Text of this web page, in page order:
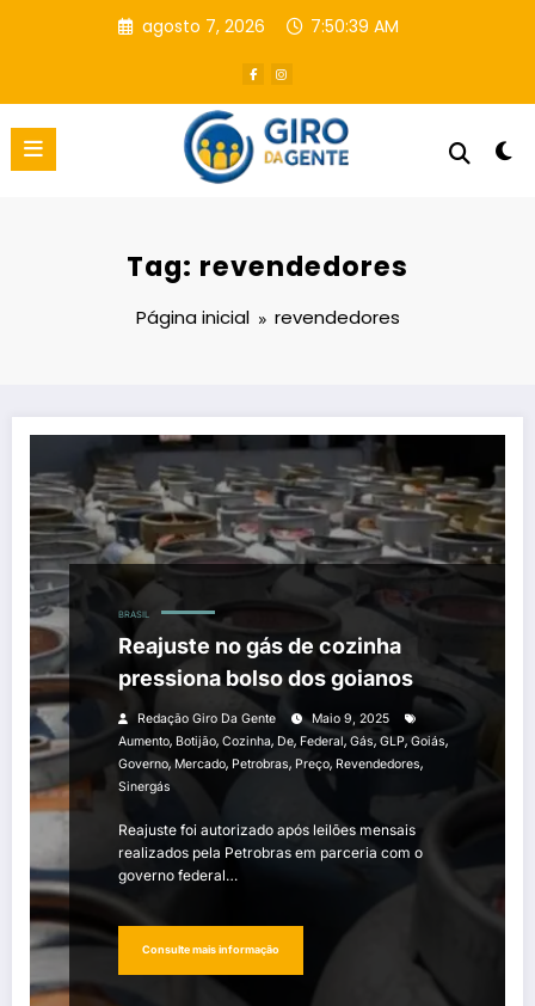
agosto 7, 2026 7:50:40 AM
Tag: revendedores
Página inicial revendedores
BRASIL
Reajuste no gás de cozinha
pressiona bolso dos goianos
Redação Giro Da Gente
Maio 9, 2025
Aumento, Botijão, Cozinha, De, Federal,Gás, GLP,Goiás,
Governo, Mercado, Petrobras, Preço, Revendedores,
Sinergás
Reajuste foi autorizado após leilões mensais
realizados pela Petrobras em parceria com o
governo federal…
Consulte mais informação